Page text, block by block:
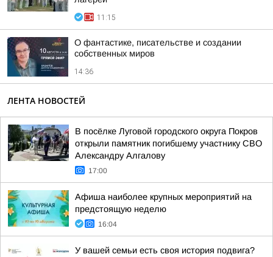
11:15
О фантастике, писательстве и создании
собственных миров
14:36
ЛЕНТА НОВОСТЕЙ
В посёлке Луговой городского округа Покров
открыли памятник погибшему участнику СВО
Александру Алгалову
17:00
Афиша наиболее крупных мероприятий на
предстоящую неделю
16:04
У вашей семьи есть своя история подвига?